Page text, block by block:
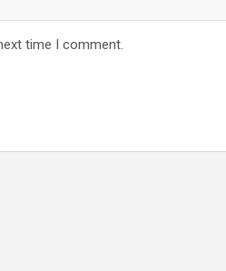
time I comment.